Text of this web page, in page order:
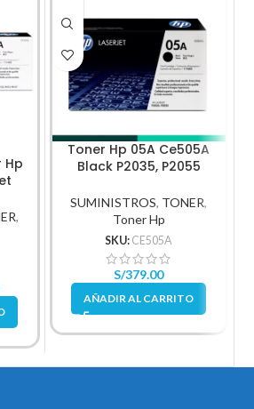
Hp
,
Toner Hp 05A Ce505A
Black P2035, P2055
SUMINISTROS, TONER,
Toner Hp
SKU: CE505A
S/379.00
AÑADIR AL CARRITO